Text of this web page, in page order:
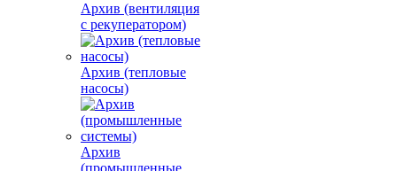
Архив (вентиляция
с рекуператором)
Архив (тепловые
насосы)
Архив
(промышленные